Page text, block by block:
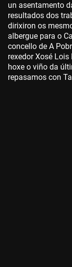
un asentamento
resultados dos
dirixiron os
albergue para o
concello de A
rexedor Xosé
hoxe o viño da
repasamos con